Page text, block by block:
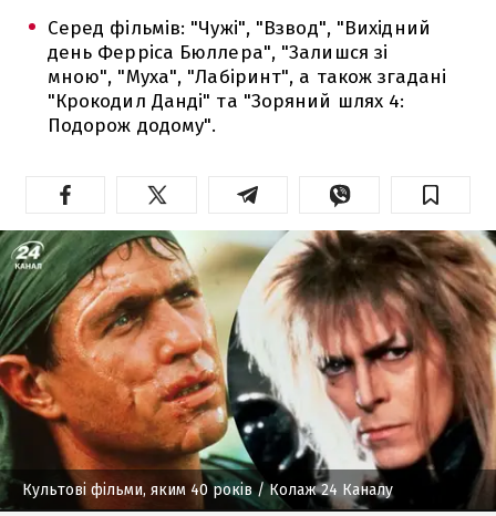
Серед фільмів: "Чужі", "Взвод", "Вихідний
день Ферріса Бюллера", "Залишся зі
мною", "Муха", "Лабіринт", а також згадані
"Крокодил Данді" та "Зоряний шлях 4:
Подорож додому".
Культові фільми, яким 40 років/ Колаж 24 Каналу